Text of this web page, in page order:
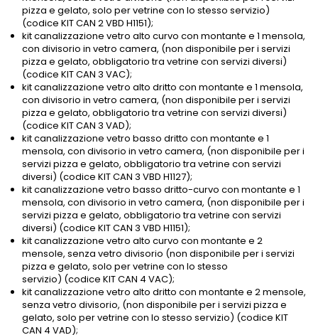
pizza e gelato, solo per vetrine con lo stesso servizio)
(codice KIT CAN 2 VBD H1151);
kit canalizzazione vetro alto curvo con montante e 1 mensola,
con divisorio in vetro camera, (non disponibile per i servizi
pizza e gelato, obbligatorio tra vetrine con servizi diversi)
(codice KIT CAN 3 VAC);
kit canalizzazione vetro alto dritto con montante e 1 mensola,
con divisorio in vetro camera, (non disponibile per i servizi
pizza e gelato, obbligatorio tra vetrine con servizi diversi)
(codice KIT CAN 3 VAD);
kit canalizzazione vetro basso dritto con montante e 1
mensola, con divisorio in vetro camera, (non disponibile per i
servizi pizza e gelato, obbligatorio tra vetrine con servizi
diversi) (codice KIT CAN 3 VBD H1127);
kit canalizzazione vetro basso dritto-curvo con montante e 1
mensola, con divisorio in vetro camera, (non disponibile per i
servizi pizza e gelato, obbligatorio tra vetrine con servizi
diversi) (codice KIT CAN 3 VBD H1151);
kit canalizzazione vetro alto curvo con montante e 2
mensole, senza vetro divisorio (non disponibile per i servizi
pizza e gelato, solo per vetrine con lo stesso
servizio) (codice KIT CAN 4 VAC);
kit canalizzazione vetro alto dritto con montante e 2 mensole,
senza vetro divisorio, (non disponibile per i servizi pizza e
gelato, solo per vetrine con lo stesso servizio) (codice KIT
CAN 4 VAD);